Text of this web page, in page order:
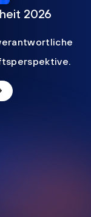
2026